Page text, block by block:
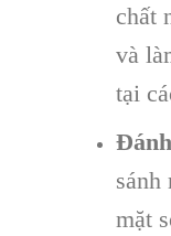
chất
và
tại
sánh
mặt